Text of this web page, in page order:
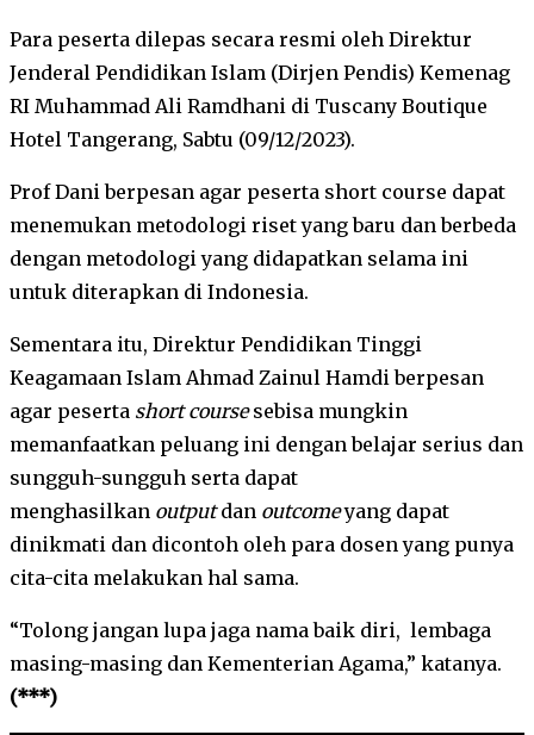
Para peserta dilepas secara resmi oleh Direktur
Jenderal Pendidikan Islam (Dirjen Pendis) Kemenag
RI Muhammad Ali Ramdhani di Tuscany Boutique
Hotel Tangerang, Sabtu (09/12/2023).
Prof Dani berpesan agar peserta short course dapat
menemukan metodologi riset yang baru dan berbeda
dengan metodologi yang didapatkan selama ini
untuk diterapkan di Indonesia.
Sementara itu, Direktur Pendidikan Tinggi
Keagamaan Islam Ahmad Zainul Hamdi berpesan
agar peserta short coursesebisa mungkin
memanfaatkan peluang ini dengan belajar serius dan
sungguh-sungguh serta dapat
menghasilkan outputdan outcomeyang dapat
dinikmati dan dicontoh oleh para dosen yang punya
cita-cita melakukan hal sama.
“Tolong jangan lupa jaga nama baik diri, lembaga
masing-masing dan Kementerian Agama,” katanya.
(***)